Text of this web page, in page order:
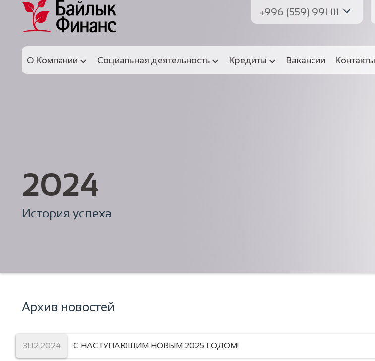
+996 (559) 991 111
О Компании Социальная деятельность Кредиты Вакансии Контакты
2024
История успеха
Архив новостей
31.12.2024 С НАСТУПАЮЩИМ НОВЫМ 2025 ГОДОМ!